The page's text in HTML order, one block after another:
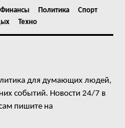
Финансы Политика
Спорт
Техно
для думающих людей,
событий. Новости 24/7 в
пишите на